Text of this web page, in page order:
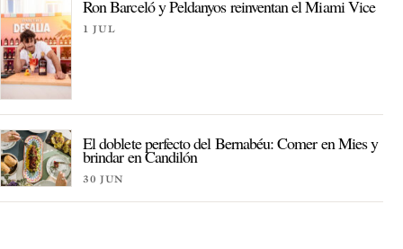
Ron Barceló y Peldanyos reinventan el Miami Vice
1 JUL
El doblete perfecto del Bernabéu: Comer en Mies y
brindar en Candilón
30 JUN